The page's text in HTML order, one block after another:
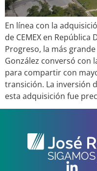
En línea con la
de CEMEX en
Progreso, la más
González conversó con
para compartir con
transición. La inversión
esta adquisición fue